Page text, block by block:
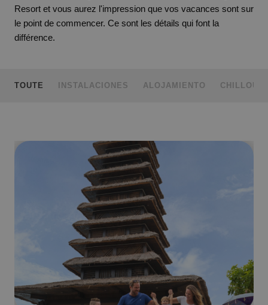
Resort et vous aurez l'impression que vos vacances sont sur
le point de commencer. Ce sont les détails qui font la
différence.
TOUTE INSTALACIONES ALOJAMIENTO CHILLOUT